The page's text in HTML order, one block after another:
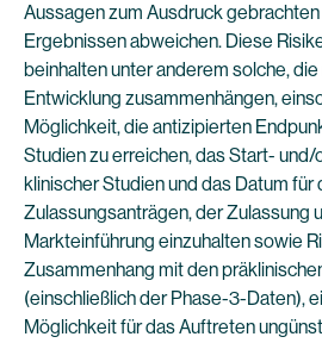
Aussagen zum Ausdruck
Ergebnissen abweichen. Diese
beinhalten unter anderem solche,
Entwicklung zusammenhängen,
Möglichkeit, die antizipierten
Studien zu erreichen, das Start-
klinischer Studien und das Datum für
Zulassungsanträgen, der Zulassung
Markteinführung einzuhalten sowie
Zusammenhang mit den
(einschließlich der Phase-3-Daten),
Möglichkeit für das Auftreten